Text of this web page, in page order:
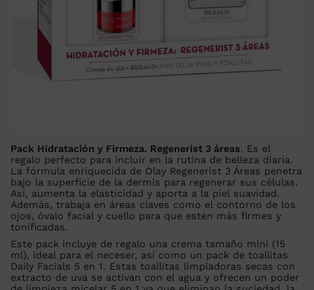
Pack Hidratación y Firmeza. Regenerist 3 áreas. Es el
regalo perfecto para incluir en la rutina de belleza diaria.
La fórmula enriquecida de Olay Regenerist 3 Áreas penetra
bajo la superficie de la dermis para regenerar sus células.
Así, aumenta la elasticidad y aporta a la piel suavidad.
Además, trabaja en áreas claves como el contorno de los
ojos, óvalo facial y cuello para que estén más firmes y
tonificadas.
Este pack incluye de regalo una crema tamaño mini (15
ml), ideal para el neceser, así como un pack de toallitas
Daily Facials 5 en 1. Estas toallitas limpiadoras secas con
extracto de uva se activan con el agua y ofrecen un poder